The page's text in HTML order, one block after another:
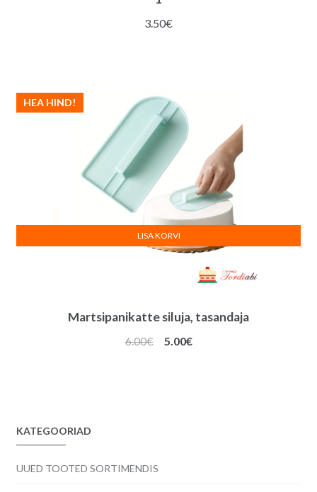
3.50€
Martsipanikatte siluja, tasandaja
HEA HIND!
6.00€
Algne
5.00€Praegune
LISA KORVI
KATEGOORIAD
UUED TOOTED SORTIMENDIS